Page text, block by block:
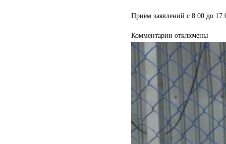
по
программе
«Цифровая
иллюстрация»
Приём заявлений с 8.00 до
Комментарии к
записи
👉
Приглашаем
на
обучение
детей
с
отключены